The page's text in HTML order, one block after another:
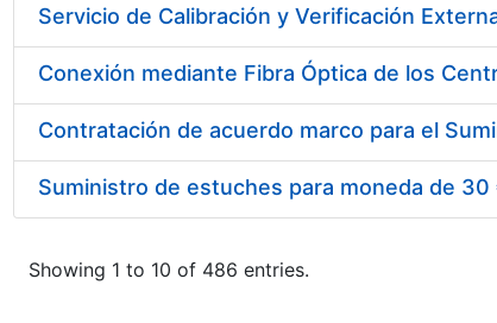
Suministro de estuches para moneda de 30
Showing 1 to 10 of 486 entries.